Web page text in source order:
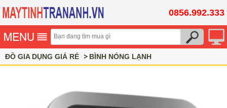
0856.992.333
ĐỒ GIA DỤNG GIÁ RẺ BÌNH NÓNG LẠNH